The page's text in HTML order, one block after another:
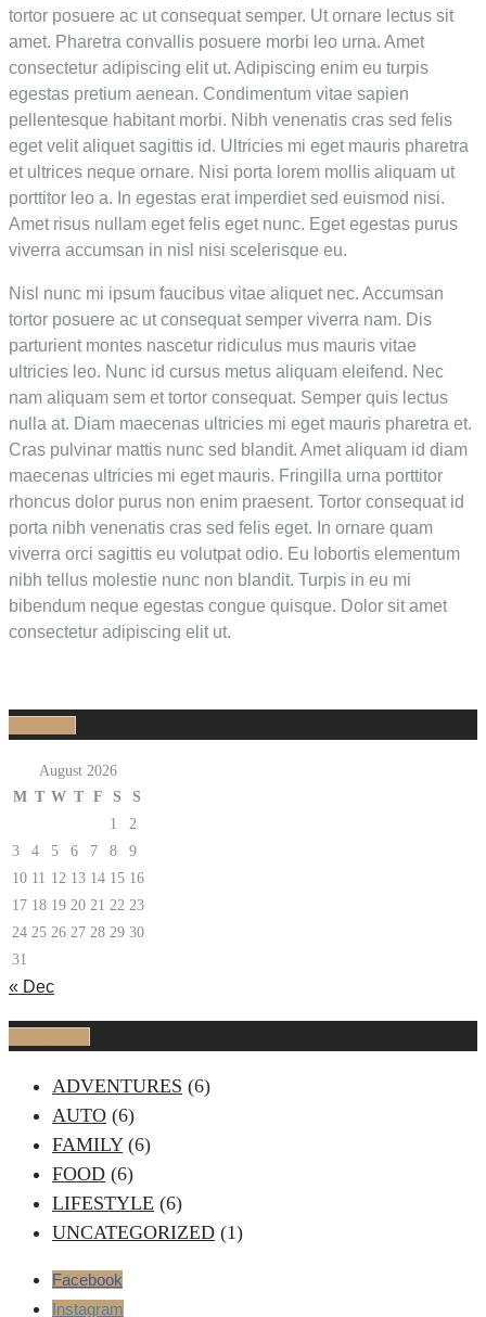
tortor posuere ac ut consequat semper. Ut ornare lectus sit
amet. Pharetra convallis posuere morbi leo urna. Amet
consectetur adipiscing elit ut. Adipiscing enim eu turpis
egestas pretium aenean. Condimentum vitae sapien
pellentesque habitant morbi. Nibh venenatis cras sed felis
eget velit aliquet sagittis id. Ultricies mi eget mauris pharetra
et ultrices neque ornare. Nisi porta lorem mollis aliquam ut
porttitor leo a. In egestas erat imperdiet sed euismod nisi.
Amet risus nullam eget felis eget nunc. Eget egestas purus
viverra accumsan in nisl nisi scelerisque eu.
Nisl nunc mi ipsum faucibus vitae aliquet nec. Accumsan
tortor posuere ac ut consequat semper viverra nam. Dis
parturient montes nascetur ridiculus mus mauris vitae
ultricies leo. Nunc id cursus metus aliquam eleifend. Nec
nam aliquam sem et tortor consequat. Semper quis lectus
nulla at. Diam maecenas ultricies mi eget mauris pharetra et.
Cras pulvinar mattis nunc sed blandit. Amet aliquam id diam
maecenas ultricies mi eget mauris. Fringilla urna porttitor
rhoncus dolor purus non enim praesent. Tortor consequat id
porta nibh venenatis cras sed felis eget. In ornare quam
viverra orci sagittis eu volutpat odio. Eu lobortis elementum
nibh tellus molestie nunc non blandit. Turpis in eu mi
bibendum neque egestas congue quisque. Dolor sit amet
consectetur adipiscing elit ut.
August 2026
M T W T F S
S
1
2
3
4 5 6 7 8
9
10 11 12 13 14 15 16
17 18 19 20 21 22 23
24 25 26 27 28 29 30
31
« Dec
ADVENTURES (6)
AUTO (6)
FAMILY(6)
FOOD (6)
LIFESTYLE (6)
UNCATEGORIZED (1)
Facebook
Instagram